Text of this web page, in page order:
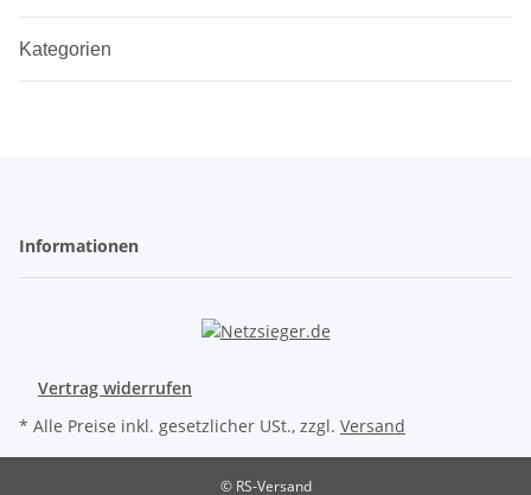
Kategorien
Informationen
Vertrag widerrufen
* Alle Preise inkl. gesetzlicher USt., zzgl. Versand
© RS-Versand